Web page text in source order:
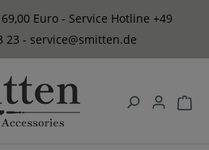
Euro - Service Hotline +49
23 - service@smitten.de